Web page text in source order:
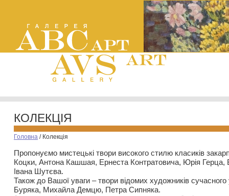
КОЛЕКЦІЯ
Головна / Колекція
Пропонуємо мистецькі твори високого стилю класиків
Коцки, Антона Кашшая, Ернеста Контратовича, Юрія
Івана Шутєва.
Також до Вашої уваги – твори відомих художників
Буряка, Михайла Демцю, Петра Сипняка.